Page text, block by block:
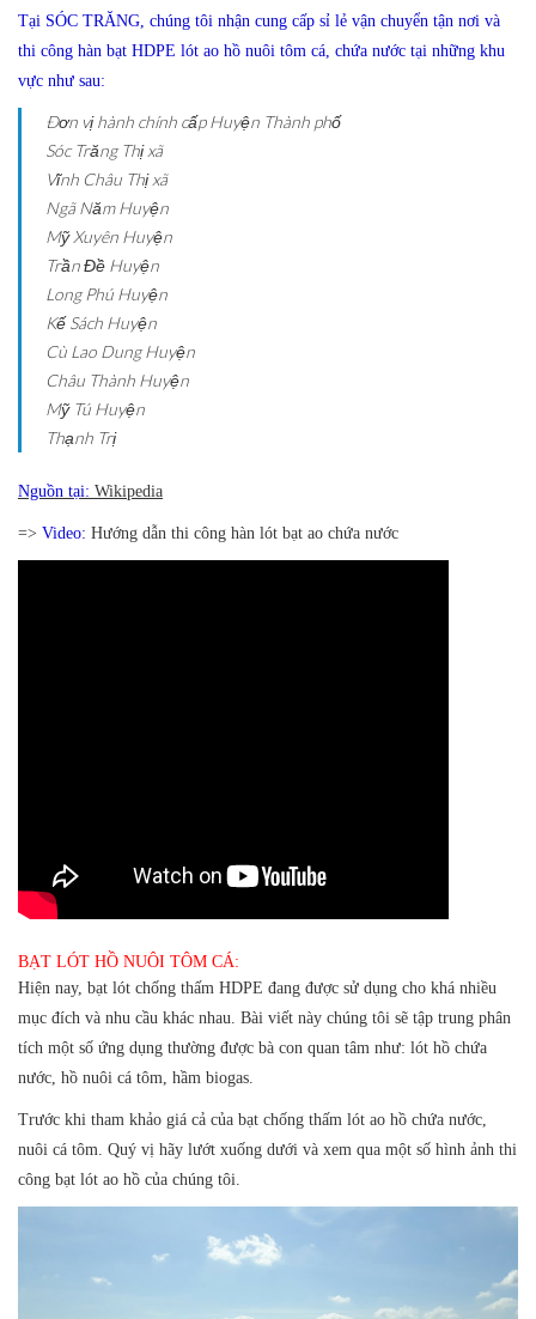
Tại SÓC TRĂNG, chúng tôi nhận cung cấp sỉ lẻ vận chuyển tận nơi và
thi công hàn bạt HDPE lót ao hồ nuôi tôm cá, chứa nước tại những khu
vực như sau:
Ðơn vị hành chính cấp Huyện Thành phố
Sóc Trăng Thị xã
Vĩnh Châu Thị xã
Ngã Năm Huyện
Mỹ Xuyên Huyện
Trần Đề Huyện
Long Phú Huyện
Kế Sách Huyện
Cù Lao Dung Huyện
Châu Thành Huyện
Mỹ Tú Huyện
Thạnh Trị
Nguồn tại: Wikipedia
=> Video: Hướng dẫn thi công hàn lót bạt ao chứa nước
BẠT LÓT HỒ NUÔI TÔM CÁ:
Hiện nay, bạt lót chống thấm HDPE đang được sử dụng cho khá nhiều
mục đích và nhu cầu khác nhau. Bài viết này chúng tôi sẽ tập trung phân
tích một số ứng dụng thường được bà con quan tâm như: lót hồ chứa
nước, hồ nuôi cá tôm, hầm biogas.
Trước khi tham khảo giá cả của bạt chống thấm lót ao hồ chứa nước,
nuôi cá tôm. Quý vị hãy lướt xuống dưới và xem qua một số hình ảnh thi
công bạt lót ao hồ của chúng tôi.